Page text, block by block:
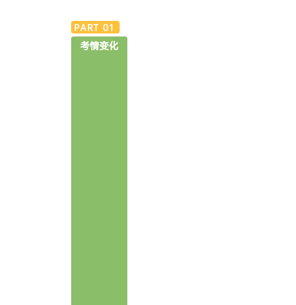
PART01
考情变化